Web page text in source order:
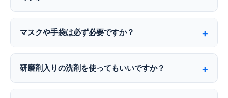
マスクや手袋は必ず必要ですか？
研磨剤入りの洗剤を使ってもいいですか？